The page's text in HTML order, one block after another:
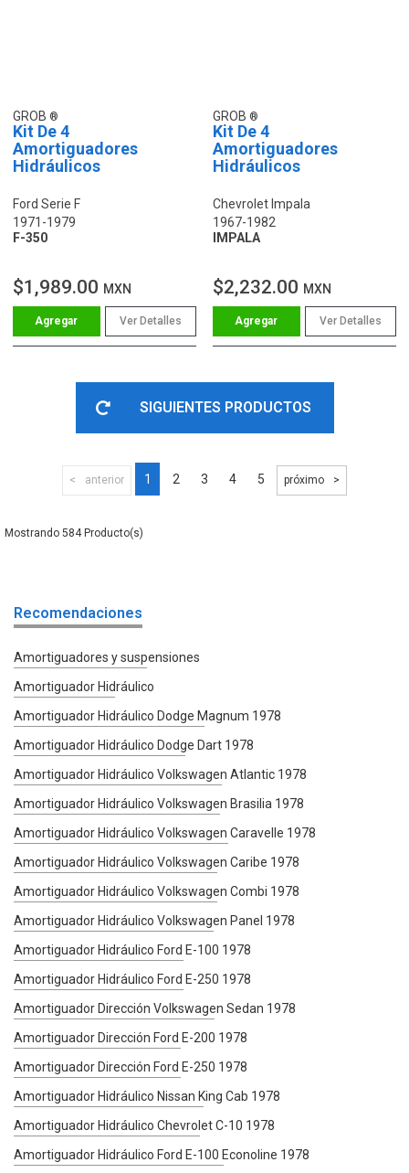
GROB
Kit De 4
Amortiguadores
Hidráulicos
Ford Serie F
1971-1979
F-350
$1,989.00 MXN
Ver Detalles
GROB
Kit De 4
Amortiguadores
Hidráulicos
Chevrolet Impala
1967-1982
IMPALA
$2,232.00 MXN
Ver Detalles
SIGUIENTES PRODUCTOS
anterior 1 2 3 4 5 próximo
584
Recomendaciones
Amortiguadores y suspensiones
Amortiguador Hidráulico
Amortiguador Hidráulico Dodge Magnum 1978
Amortiguador Hidráulico Dodge Dart 1978
Amortiguador Hidráulico Volkswagen Atlantic 1978
Amortiguador Hidráulico Volkswagen Brasilia 1978
Amortiguador Hidráulico Volkswagen Caravelle 1978
Amortiguador Hidráulico Volkswagen Caribe 1978
Amortiguador Hidráulico Volkswagen Combi 1978
Amortiguador Hidráulico Volkswagen Panel 1978
Amortiguador Hidráulico Ford E-100 1978
Amortiguador Hidráulico Ford E-250 1978
Amortiguador Dirección Volkswagen Sedan 1978
Amortiguador Dirección Ford E-200 1978
Amortiguador Dirección Ford E-250 1978
Amortiguador Hidráulico Nissan King Cab 1978
Amortiguador Hidráulico Chevrolet C-10 1978
Amortiguador Hidráulico Ford E-100 Econoline 1978